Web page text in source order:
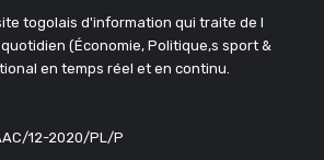
togolais d'information qui traite de l
(Économie, Politique,s sport &
en temps réel et en continu.
12-2020/PL/P